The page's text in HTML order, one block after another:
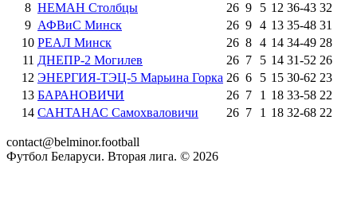
8 НЕМАН Столбцы 26 9 5 12 36-43 32
9 АФВиС Минск 26 9 4 13 35-48 31
10 РЕАЛ Минск 26 8 4 14 34-49 28
11 ДНЕПР-2 Могилев 26 7 5 14 31-52 26
12 ЭНЕРГИЯ-ТЭЦ-5 Марьина Горка 26 6 5 15 30-62 23
13 БАРАНОВИЧИ 26 7 1 18 33-58 22
14 САНТАНАС Самохваловичи 26 7 1 18 32-68 22
contact@belminor.football
Футбол Беларуси. Вторая лига. © 2026